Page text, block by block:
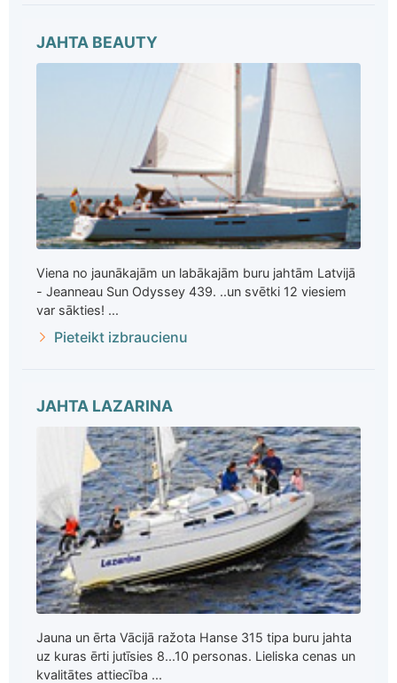
JAHTA BEAUTY
Viena no jaunākajām un labākajām buru jahtām Latvijā
- Jeanneau Sun Odyssey 439. ..un svētki 12 viesiem
var sākties! ...
Pieteikt izbraucienu
JAHTA LAZARINA
Jauna un ērta Vācijā ražota Hanse 315 tipa buru jahta
uz kuras ērti jutīsies 8...10 personas. Lieliska cenas un
kvalitātes attiecība ...